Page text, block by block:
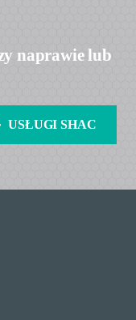
naprawie lub
USŁUGI SHAC